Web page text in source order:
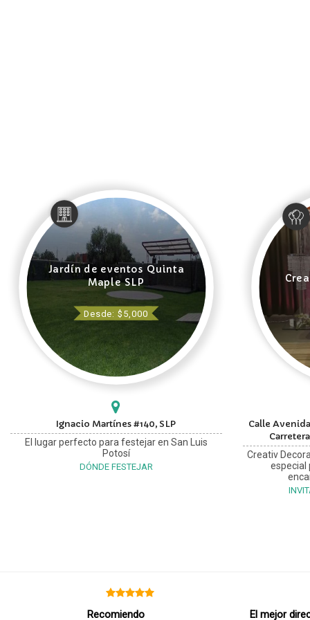
Jardín de eventos Quinta
Maple SLP
Desde: $5,000
Ignacio Martínes #140, SLP
El lugar perfecto para festejar en San Luis
Potosí
DÓNDE FESTEJAR
Calle
Creativ
especial
Recomiendo El mejor